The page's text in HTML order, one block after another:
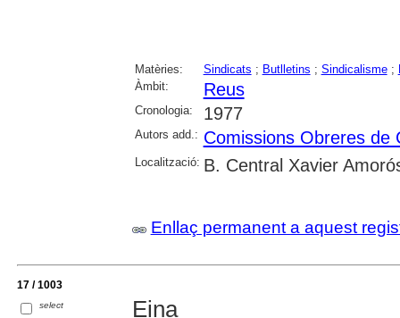
Matèries: Sindicats ; Butlletins ; Sindicalisme;
Àmbit:
Reus
Cronologia: 1977
Autors add.: Comissions Obreres de
Localització: B. Central Xavier
Enllaç permanent a aquest
17 / 1003
select Eina